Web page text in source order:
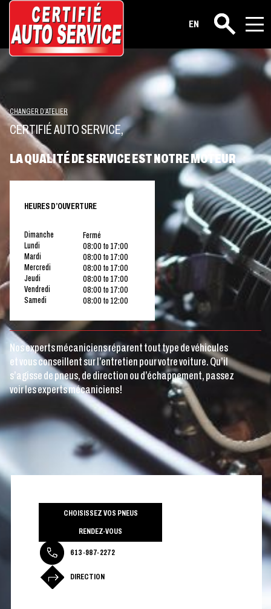
EN Rechercher
CHANGER D’ATELIER
CERTIFIÉ AUTO SERVICE,
LA QUALITÉ DE SERVICE EST NOTRE MOTEUR
HEURES D’OUVERTURE
Dimanche
Fermé
Lundi
08:00 to 17:00
Mardi
08:00 to 17:00
Mercredi
08:00 to 17:00
Jeudi
08:00 to 17:00
Vendredi
08:00 to 17:00
Samedi
08:00 to 12:00
Nos experts mécaniciens réparent tout type de véhicules
et vous conseillent sur l’entretien pour votre voiture. Qu’il
s’agisse de pneus, de direction ou d’échappement, passez
voir les experts mécaniciens!
CHOISISSEZ VOS PNEUS
RENDEZ-VOUS
613-987-2272
DIRECTION